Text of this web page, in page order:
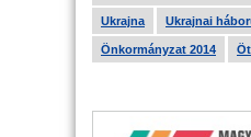
Ukrajna Ukrajnai
Önkormányzat 2014